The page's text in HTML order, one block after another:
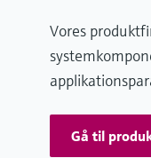
Vores
Gå til